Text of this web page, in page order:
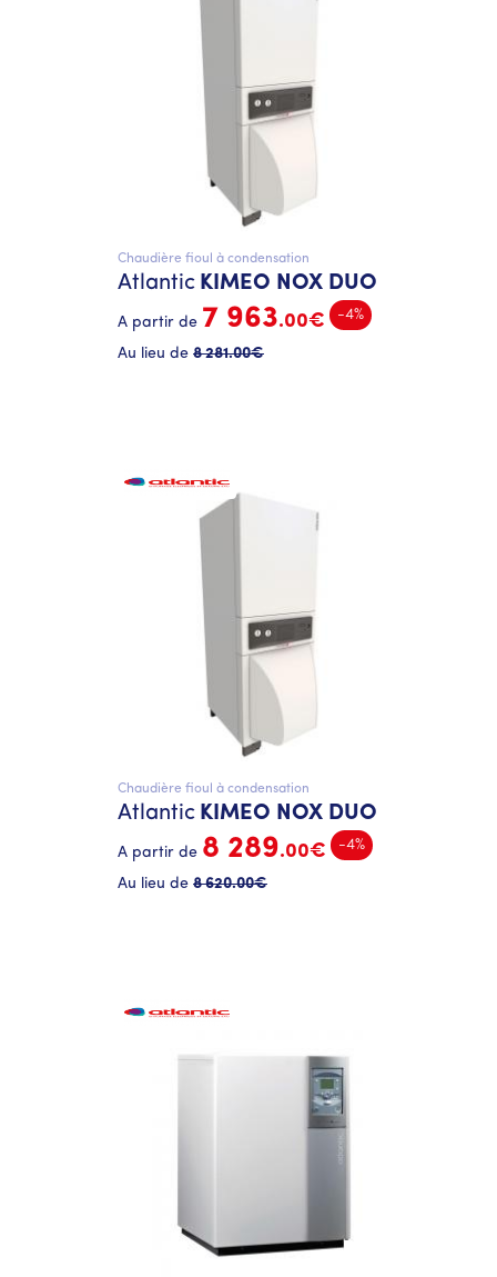
Chaudière fioul à condensation
Atlantic KIMEO NOX DUO
A partir de 7 963.00€ -4%
Au lieu de 8 281.00€
Chaudière fioul à condensation
Atlantic KIMEO NOX DUO
A partir de 8 289.00€ -4%
Au lieu de 8 620.00€